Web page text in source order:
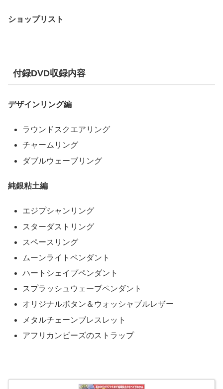
ショップリスト
付録DVD収録内容
デザインリング編
ラウンドスクエアリング
チャームリング
ダブルウェーブリング
純銀粘土編
エジプシャンリング
スターダストリング
スペースリング
ムーンライトペンダント
ハートシェイプペンダント
スプラッシュウェーブペンダント
オリジナルボタン＆ウォッシャブルレザー
メタルチェーンブレスレット
アフリカンビーズのストラップ